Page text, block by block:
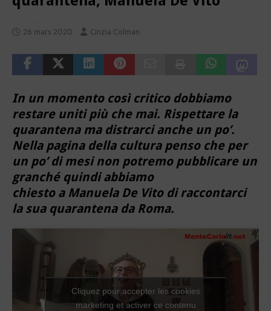
26 mars 2020 Cinzia Colman
In un momento così critico dobbiamo
restare uniti più che mai. Rispettare la
quarantena ma distrarci anche un po’.
Nella pagina della cultura penso che per
un po’ di mesi non potremo pubblicare un
granché quindi abbiamo
chiesto a Manuela De Vito di raccontarci
la sua quarantena da Roma.
Cliquez pour accepter les cookies
marketing et activer ce contenu